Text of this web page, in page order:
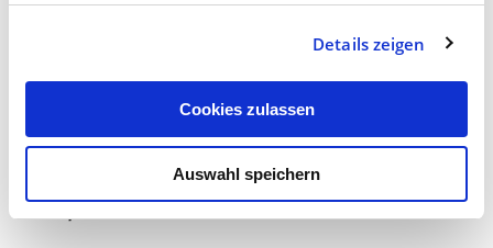
Details zeigen
Cookies zulassen
Auswahl speichern
einer flexibleren, offeneren Kultur, in der die
Führung und die Kompetenz auf mehr
Wie wichtig sind Fehler als Lernprozess in
Agilen Teams und werden diese dort eher
akzeptiert, als in der Wasserfallmethode?